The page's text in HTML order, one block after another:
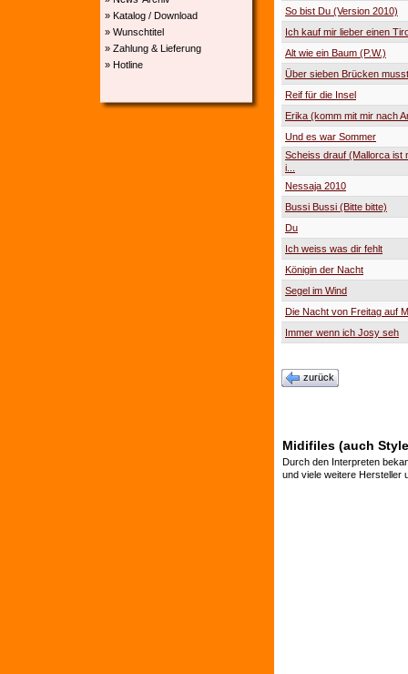
» Katalog / Download
» Wunschtitel
» Zahlung & Lieferung
» Hotline
So bist Du (Version 2010)
Ich kauf mir lieber einen
Alt wie ein Baum (P.W.)
Über sieben Brücken
Reif für die Insel
Erika (komm mit mir nach
Und es war Sommer
Scheiss drauf (Mallorca ist
i...
Nessaja 2010
Bussi Bussi (Bitte bitte)
Du
Ich weiss was dir fehlt
Königin der Nacht
Segel im Wind
Die Nacht von Freitag auf
Immer wenn ich Josy seh
zurück
Midifiles (auch
Durch den Interpreten
und viele weitere Hersteller